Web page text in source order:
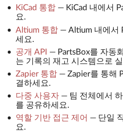
KiCad 통합— KiCad 내에서
요.
Altium 통합— Altium 내에서
세요.
공개 API — PartsBox를 자동
는 기록의 재고 시스템으로
Zapier 통합— Zapier를 통해
결하세요.
다중 사용자— 팀 전체에서
를 공유하세요.
역할 기반 접근 제어 — 단일
요.